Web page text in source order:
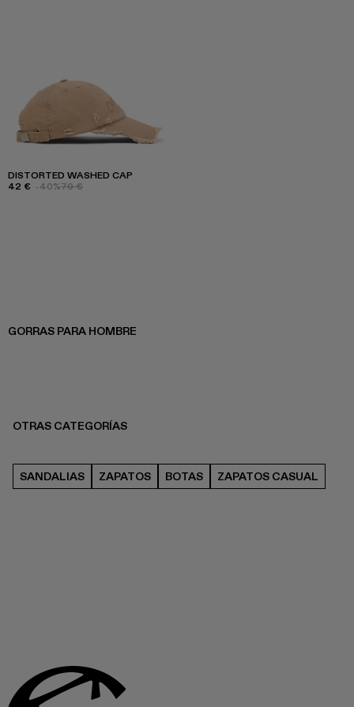
DISTORTED WASHED CAP
42 € -40%70 €
GORRAS PARA HOMBRE
OTRAS CATEGORÍAS
SANDALIAS ZAPATOS BOTAS ZAPATOS CASUAL